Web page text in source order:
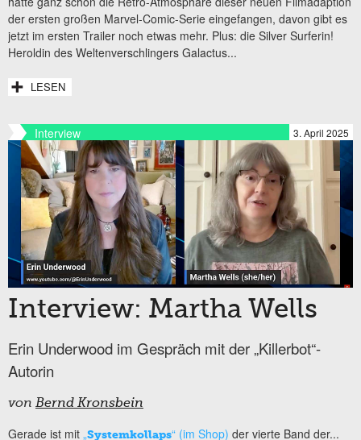
der ersten großen Marvel-Comic-Serie eingefangen, davon gibt es
jetzt im ersten Trailer noch etwas mehr. Plus: die Silver Surferin!
Heroldin des Weltenverschlingers Galactus...
LESEN
Interview 3. April 2025
Interview: Martha Wells
Erin Underwood im Gespräch mit der „Killerbot“-
Autorin
von Bernd Kronsbein
Gerade ist mit „Systemkollaps“ (im Shop) der vierte Band der...